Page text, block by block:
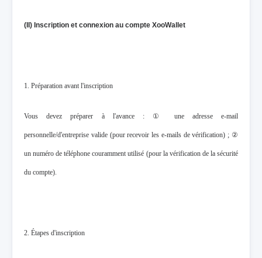
(II) Inscription et connexion au compte XooWallet
1. Préparation avant l'inscription
Vous devez préparer à l'avance : ① une adresse e-mail
personnelle/d'entreprise valide (pour recevoir les e-mails de vérification) ; ②
un numéro de téléphone couramment utilisé (pour la vérification de la sécurité
du compte).
2. Étapes d'inscription